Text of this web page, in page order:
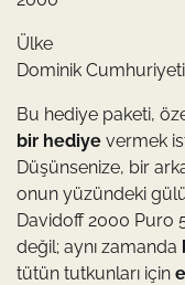
Ülke
Dominik Cumhuriyeti
Bu hediye paketi,
bir hediye vermek
Düşünsenize, bir
onun yüzündeki
Davidoff 2000 Puro
değil; aynı zamanda
tütün tutkunları için